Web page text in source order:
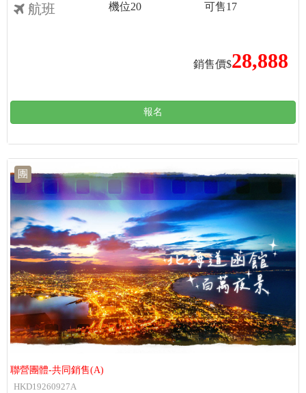
航班
銷售價$28,888
機位20 可售17
報名
團
聯營團體-共同銷售(A)
HKD19260927A